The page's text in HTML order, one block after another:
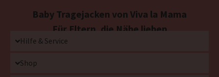
Baby Tragejacken von Viva la Mama
Für Eltern, die Nähe lieben
Hilfe & Service
Shop